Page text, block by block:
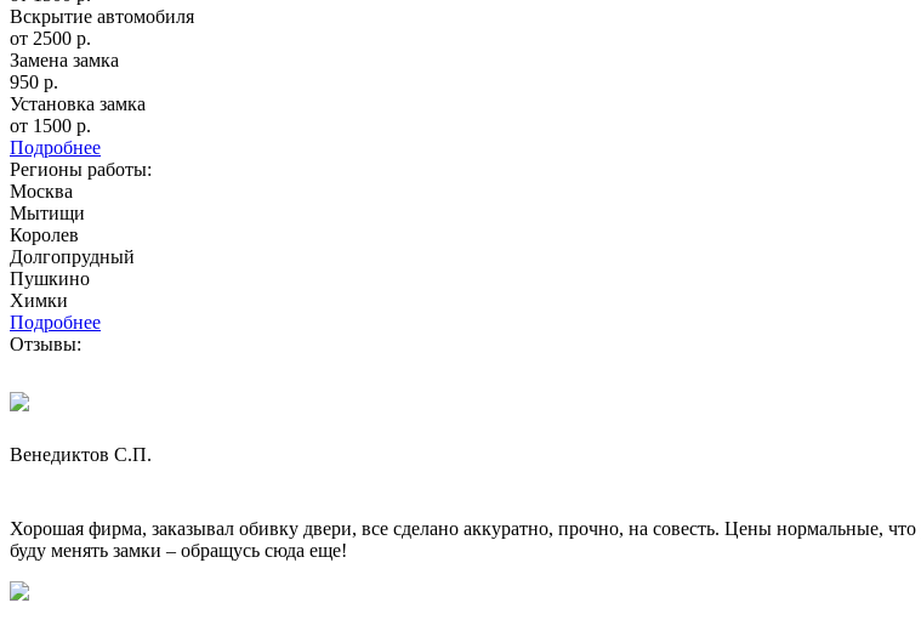
Вскрытие автомобиля
от 2500 р.
Замена замка
950 р.
Установка замка
от 1500 р.
Подробнее
Регионы работы:
Москва
Мытищи
Королев
Долгопрудный
Пушкино
Химки
Подробнее
Отзывы:
Венедиктов С.П.
Хорошая фирма, заказывал обивку двери, все сделано аккуратно, прочно, на совесть. Цены нормальные,
буду менять замки – обращусь сюда еще!